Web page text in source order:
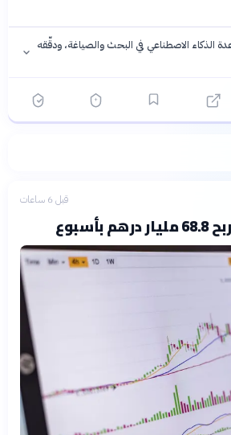
الذكاء الاصطناعي في البحث والصياغة، ودقّقه
الاصطناعي
قبل 6 ساعات